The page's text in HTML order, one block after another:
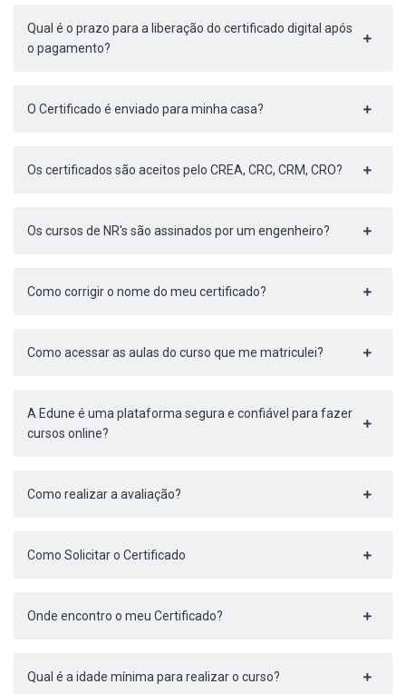
Qual é o prazo para a liberação do certificado digital após
o pagamento?
O Certificado é enviado para minha casa?
Os certificados são aceitos pelo CREA, CRC, CRM, CRO?
Os cursos de NR's são assinados por um engenheiro?
Como corrigir o nome do meu certificado?
Como acessar as aulas do curso que me matriculei?
A Edune é uma plataforma segura e confiável para fazer
cursos online?
Como realizar a avaliação?
Como Solicitar o Certificado
Onde encontro o meu Certificado?
Qual é a idade mínima para realizar o curso?